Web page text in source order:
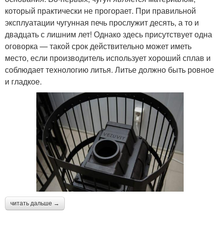
который практически не прогорает. При правильной
эксплуатации чугунная печь прослужит десять, а то и
двадцать с лишним лет! Однако здесь присутствует одна
оговорка — такой срок действительно может иметь
место, если производитель использует хороший сплав и
соблюдает технологию литья. Литье должно быть ровное
и гладкое.
читать дальше →